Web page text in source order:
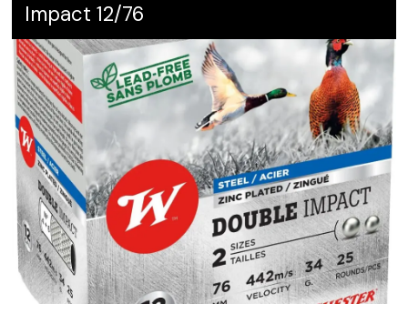
Impact 12/76